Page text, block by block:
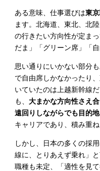
ある意味、仕事選びは東
ます。北海道、東北、北
の行きたい方向性が定ま
だま」「グリーン席」「
思い通りにいかない部分
で自由席しかなかったり
いていたのは上越新幹線
も、大まかな方向性さえ
遠回りしながらでも目的
キャリアであり、積み重ね
しかし、日本の多くの採
線に、とりあえず乗れ」
職種も未定、「適性を見